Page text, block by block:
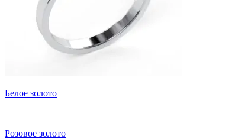
Белое золото
Розовое золото